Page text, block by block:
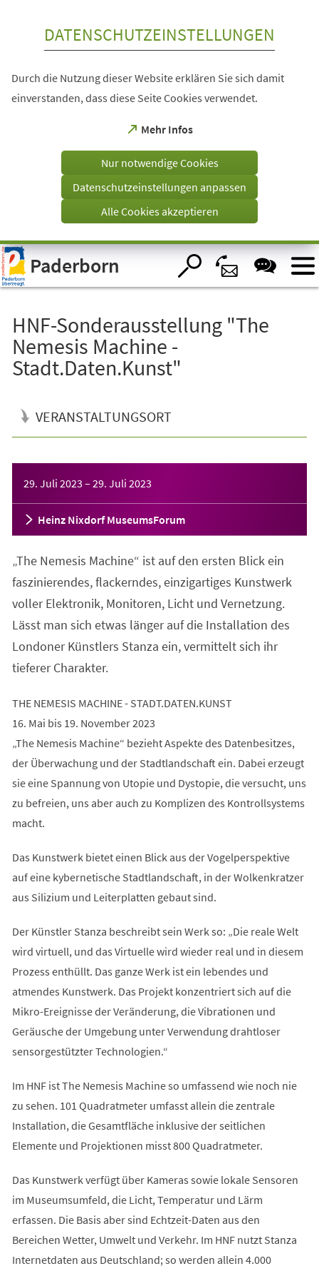
Visuelle
Assistenzsoftware
öffnen.
DATENSCHUTZEINSTELLUNGEN
Durch die Nutzung dieser Website erklären Sie sich damit
einverstanden, dass diese Seite Cookies verwendet.
Mehr Infos
(Öffnet
einem
Tab)
Nur notwendige Cookies
Datenschutzeinstellungen anpassen
Alle Cookies akzeptieren
Paderborn
HNF-Sonderausstellung "The
Nemesis Machine -
Stadt.Daten.Kunst"
VERANSTALTUNGSORT
29. Juli 2023 – 29. Juli 2023
Heinz Nixdorf MuseumsForum
„The Nemesis Machine“ ist auf den ersten Blick ein
faszinierendes, flackerndes, einzigartiges Kunstwerk
voller Elektronik, Monitoren, Licht und Vernetzung.
Lässt man sich etwas länger auf die Installation des
Londoner Künstlers Stanza ein, vermittelt sich ihr
tieferer Charakter.
THE NEMESIS MACHINE - STADT.DATEN.KUNST
16. Mai bis 19. November 2023
„The Nemesis Machine“ bezieht Aspekte des Datenbesitzes,
der Überwachung und der Stadtlandschaft ein. Dabei erzeugt
sie eine Spannung von Utopie und Dystopie, die versucht, uns
zu befreien, uns aber auch zu Komplizen des Kontrollsystems
macht.
Das Kunstwerk bietet einen Blick aus der Vogelperspektive
auf eine kybernetische Stadtlandschaft, in der Wolkenkratzer
aus Silizium und Leiterplatten gebaut sind.
Der Künstler Stanza beschreibt sein Werk so: „Die reale Welt
wird virtuell, und das Virtuelle wird wieder real und in diesem
Prozess enthüllt. Das ganze Werk ist ein lebendes und
atmendes Kunstwerk. Das Projekt konzentriert sich auf die
Mikro-Ereignisse der Veränderung, die Vibrationen und
Geräusche der Umgebung unter Verwendung drahtloser
sensorgestützter Technologien.“
Im HNF ist The Nemesis Machine so umfassend wie noch nie
zu sehen. 101 Quadratmeter umfasst allein die zentrale
Installation, die Gesamtfläche inklusive der seitlichen
Elemente und Projektionen misst 800 Quadratmeter.
Das Kunstwerk verfügt über Kameras sowie lokale Sensoren
im Museumsumfeld, die Licht, Temperatur und Lärm
erfassen. Die Basis aber sind Echtzeit-Daten aus den
Bereichen Wetter, Umwelt und Verkehr. Im HNF nutzt Stanza
Internetdaten aus Deutschland; so werden allein 4.000